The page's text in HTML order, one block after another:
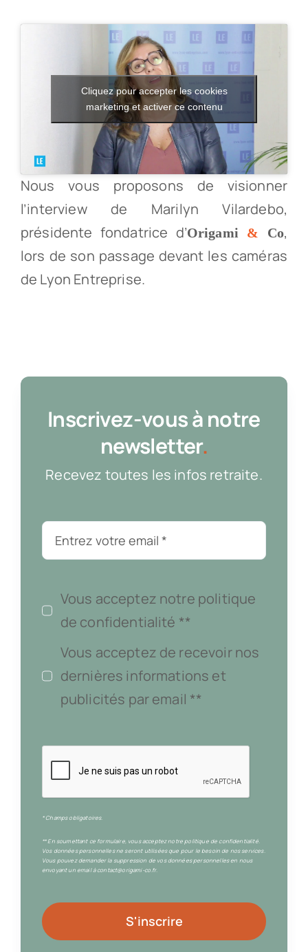
Cliquez pour accepter les cookies
marketing et activer ce contenu
Nous vous proposons de visionner
l’interview de Marilyn Vilardebo,
présidente fondatrice d’Origami & Co,
lors de son passage devant les caméras
de Lyon Entreprise.
Inscrivez-vous à notre
newsletter.
Recevez toutes les infos retraite.
Vous acceptez notre politique
de confidentialité **
Vous acceptez de recevoir nos
dernières informations et
publicités par email **
* Champs obligatoires.
** En soumettant ce formulaire, vous acceptez notre politique de confidentialité.
Vos données personnelles ne seront utilisées que pour le besoin de nos services.
Vous pouvez demander la suppression de vos données personnelles en nous
envoyant un email à contact@origami-co.fr.
S'inscrire